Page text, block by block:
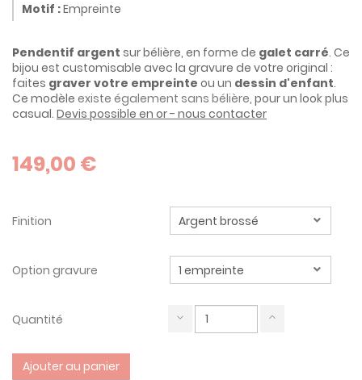
Motif :Empreinte
Pendentif argent sur bélière, en forme de galet carré. Ce
bijou est customisable avec la gravure de votre original :
faites graver votre empreinte ou un dessin d'enfant.
Ce modèle existe également sans bélière, pour un look plus
casual. Devis possible en or - nous contacter
149,00 €
Finition
Option gravure
Quantité
Ajouter au panier